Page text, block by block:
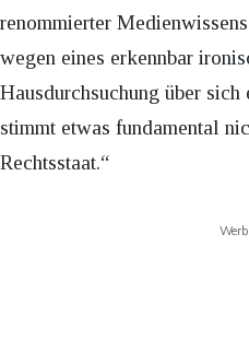
renommierter
wegen eines erkennbar
Hausdurchsuchung über sich
stimmt etwas fundamental
Rechtsstaat.“